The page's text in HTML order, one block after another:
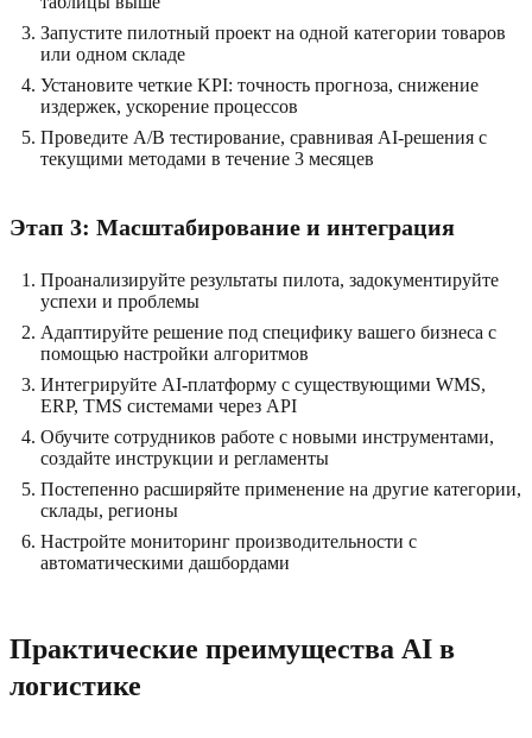
Запустите пилотный проект на одной категории товаров
или одном складе
Установите четкие KPI: точность прогноза, снижение
издержек, ускорение процессов
Проведите A/B тестирование, сравнивая AI-решения с
текущими методами в течение 3 месяцев
Этап 3: Масштабирование и интеграция
Проанализируйте результаты пилота, задокументируйте
успехи и проблемы
Адаптируйте решение под специфику вашего бизнеса с
помощью настройки алгоритмов
Интегрируйте AI-платформу с существующими WMS,
ERP, TMS системами через API
Обучите сотрудников работе с новыми инструментами,
создайте инструкции и регламенты
Постепенно расширяйте применение на другие категории,
склады, регионы
Настройте мониторинг производительности с
автоматическими дашбордами
Практические преимущества AI в
логистике